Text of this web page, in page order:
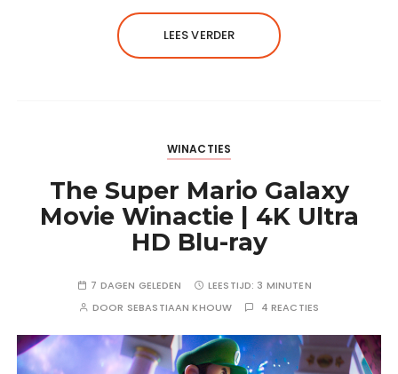
LEES VERDER
WINACTIES
The Super Mario Galaxy
Movie Winactie | 4K Ultra
HD Blu-ray
7 DAGEN GELEDEN LEESTIJD: 3 MINUTEN
DOOR SEBASTIAAN KHOUW 4 REACTIES